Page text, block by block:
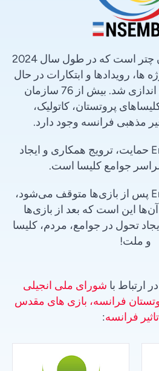
یک سازمان چتر است که در طول سال 2024
ها، رویدادها و ابتکارات در حال
وقوع در فرانسه راه اندازی شد. بیش از 76 سازمان
پروتستان، کاتولیک،
مذهبی فرانسه وجود دارد.
هدف Ensemble 2024 حمایت، ترویج همکاری و ایجاد
جوامع کلیسا است.
اگرچه Ensemble 2024 پس از بازی‌ها متوقف می‌شود،
این است که بعد از بازی‌ها
تحول در جوامع، مردم، کلیسا
و ملت!
شورای ملی انجیلی
فرانسه، بازی های مقدس
تاثیر فرانسه: